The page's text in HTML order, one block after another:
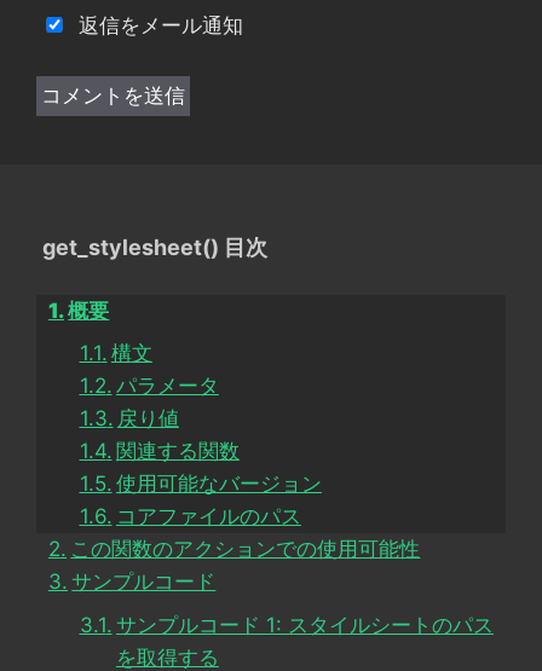
返信をメール通知
get_stylesheet() 目次
概要
構文
パラメータ
戻り値
関連する関数
使用可能なバージョン
コアファイルのパス
この関数のアクションでの使用可能性
サンプルコード
サンプルコード 1: スタイルシートのパス
を取得する